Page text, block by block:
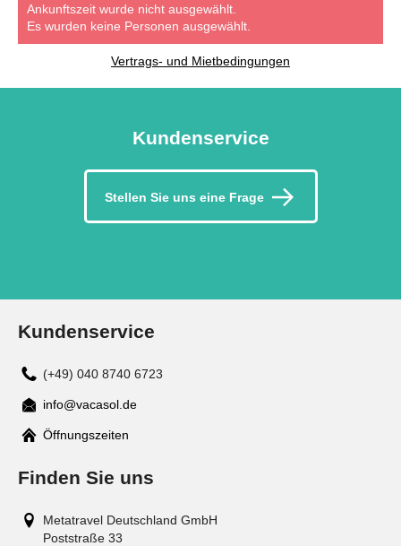
Ankunftszeit wurde nicht ausgewählt.
Es wurden keine Personen ausgewählt.
Vertrags- und Mietbedingungen
Kundenservice
Stellen Sie uns eine Frage
Kundenservice
(+49) 040 8740 6723
Mail
info@vacasol.de
Öffnungszeiten
Finden Sie uns
Metatravel Deutschland GmbH
Poststraße 33